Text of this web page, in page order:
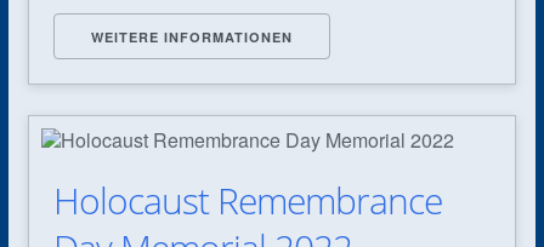
WEITERE INFORMATIONEN
Holocaust Remembrance